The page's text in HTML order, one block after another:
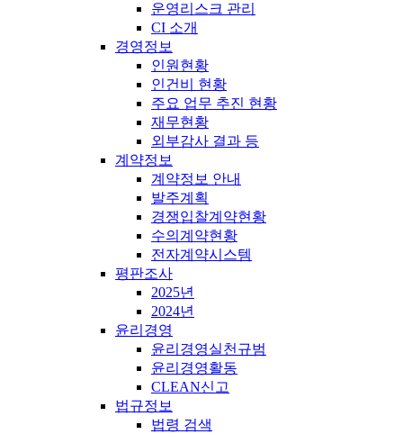
운영리스크 관리
CI 소개
경영정보
인원현황
인건비 현황
주요 업무 추진 현황
재무현황
외부감사 결과 등
계약정보
계약정보 안내
발주계획
경쟁입찰계약현황
수의계약현황
전자계약시스템
평판조사
2025년
2024년
윤리경영
윤리경영실천규범
윤리경영활동
CLEAN신고
법규정보
법령 검색